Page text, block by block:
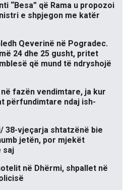
“Besa” që Rama u propozoi
e shpjegon me katër
Qeverinë në Pogradec.
24 dhe 25 gusht, pritet
që mund të ndryshojë
fazën vendimtare, ja kur
përfundimtare ndaj ish-
38-vjeçarja shtatzënë bie
jetën, por mjekët
saj
në Dhërmi, shpallet në